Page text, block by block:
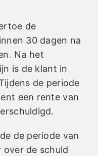
de
30 dagen na
Na het
is de klant in
de periode
een rente van
de periode van
over de schuld